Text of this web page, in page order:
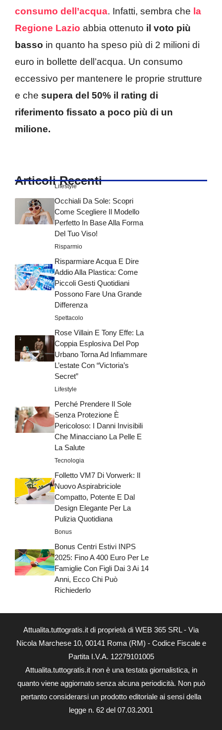
consumo dell’acqua. Infatti, sembra che la
Regione Lazio abbia ottenuto il voto più
basso in quanto ha speso più di 2 milioni di
euro in bollette dell’acqua. Un consumo
eccessivo per mantenere le proprie strutture
e che supera del 50% il rating di
riferimento fissato a poco più di un
milione.
Articoli Recenti
Lifestyle
Occhiali Da Sole: Scopri
Come Scegliere Il Modello
Perfetto In Base Alla Forma
Del Tuo Viso!
Risparmio
Risparmiare Acqua E Dire
Addio Alla Plastica: Come
Piccoli Gesti Quotidiani
Possono Fare Una Grande
Differenza
Spettacolo
Rose Villain E Tony Effe: La
Coppia Esplosiva Del Pop
Urbano Torna Ad Infiammare
L’estate Con “Victoria’s
Secret”
Lifestyle
Perché Prendere Il Sole
Senza Protezione È
Pericoloso: I Danni Invisibili
Che Minacciano La Pelle E
La Salute
Tecnologia
Folletto VM7 Di Vorwerk: Il
Nuovo Aspirabriciole
Compatto, Potente E Dal
Design Elegante Per La
Pulizia Quotidiana
Bonus
Bonus Centri Estivi INPS
2025: Fino A 400 Euro Per Le
Famiglie Con Figli Dai 3 Ai 14
Anni, Ecco Chi Può
Richiederlo
Attualita.tuttogratis.it di proprietà di WEB 365 SRL - Via
Nicola Marchese 10, 00141 Roma (RM) - Codice Fiscale e
Partita I.V.A. 12279101005
Attualita.tuttogratis.it non è una testata giornalistica, in
quanto viene aggiornato senza alcuna periodicità. Non può
pertanto considerarsi un prodotto editoriale ai sensi della
legge n. 62 del 07.03.2001